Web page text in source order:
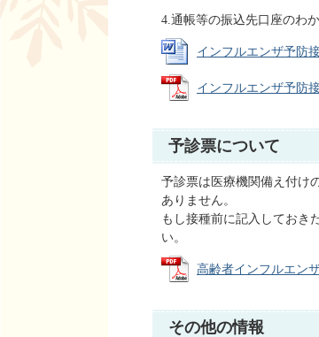
4.通帳等の振込先口座のわ
インフルエンザ予防
インフルエンザ予防
予診票について
予診票は医療機関備え付け
ありません。
もし接種前に記⼊しておき
い。
高齢者インフルエン
その他の情報